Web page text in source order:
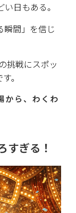
日もある。
瞬間」を信じ
挑戦にスポッ
。
から、わくわ
ぎる！